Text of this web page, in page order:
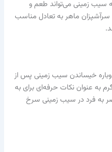
سیب زمینی می‌تواند طعم و
سرآشپزان ماهر به تعادل مناسب
خیساندن سیب زمینی پس از
به عنوان نکات حرفه‌ای برای به
به فرد در سیب زمینی سرخ